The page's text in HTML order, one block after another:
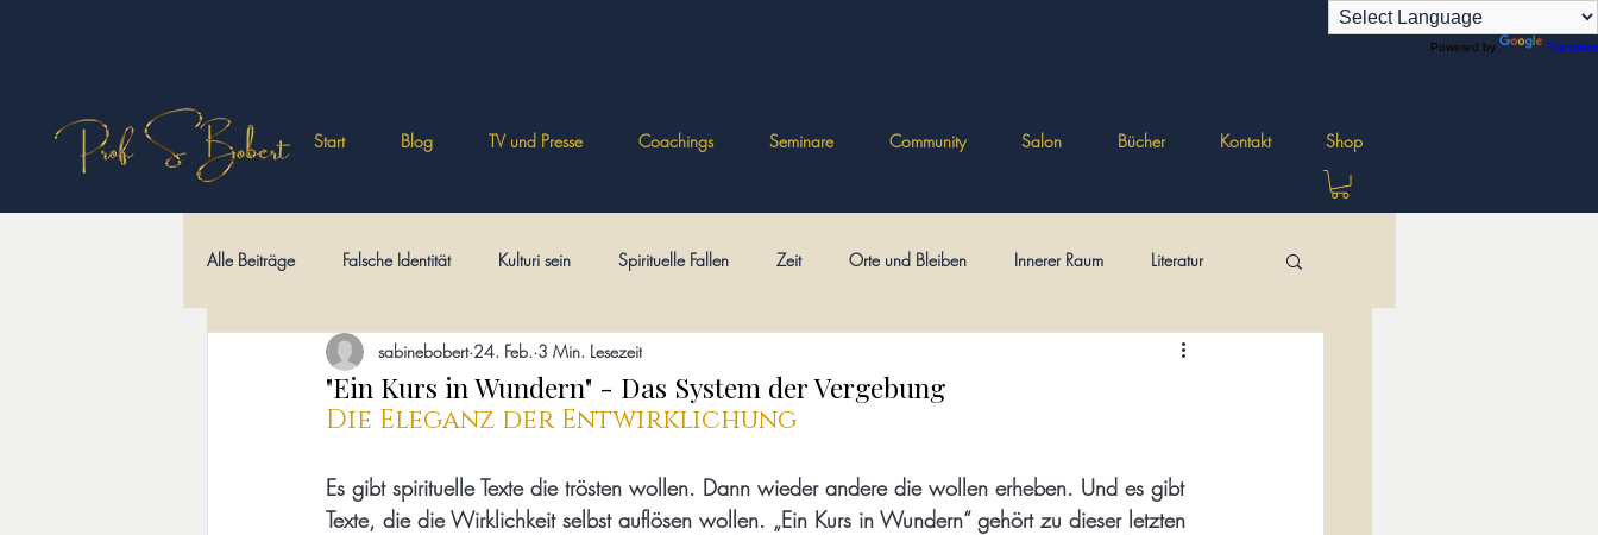
Powered by Translate
Start Blog TV und Presse Coachings Seminare Community Salon Bücher Kontakt Shop
Alle Beiträge Falsche Identität Kulturi sein Spirituelle Fallen Zeit Orte und Bleiben Innerer Raum Literatur
Philosophisches Wüstenväter Psychologien
"Ein Kurs in Wundern" - Das System der Vergebung
sabinebobert 24. Feb. 3 Min. Lesezeit
Die Eleganz der Entwirklichung
Es gibt spirituelle Texte die trösten wollen. Dann wieder andere die wollen erheben. Und es gibt
Texte, die die Wirklichkeit selbst auflösen wollen. „Ein Kurs in Wundern“ gehört zu dieser letzten